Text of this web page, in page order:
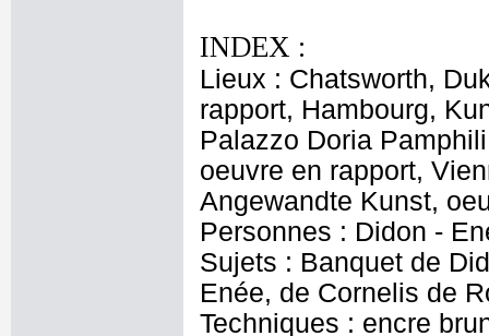
INDEX :
Lieux : Chatsworth,
rapport, Hambourg,
Palazzo Doria
oeuvre en rapport,
Angewandte Kunst,
Personnes : Didon -
Sujets : Banquet de
Enée, de Cornelis de
Techniques : encre